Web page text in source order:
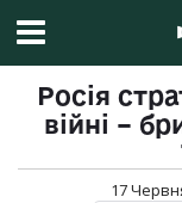
Росія
війні –
17